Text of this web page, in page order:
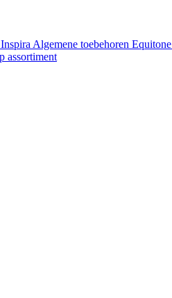
Inspira Algemene toebehoren Equitone
assortiment